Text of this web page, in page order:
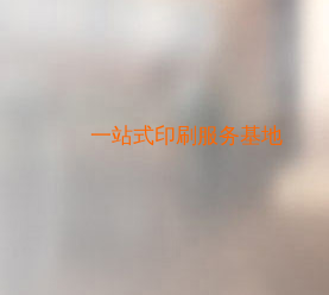
一站式印刷服务基地